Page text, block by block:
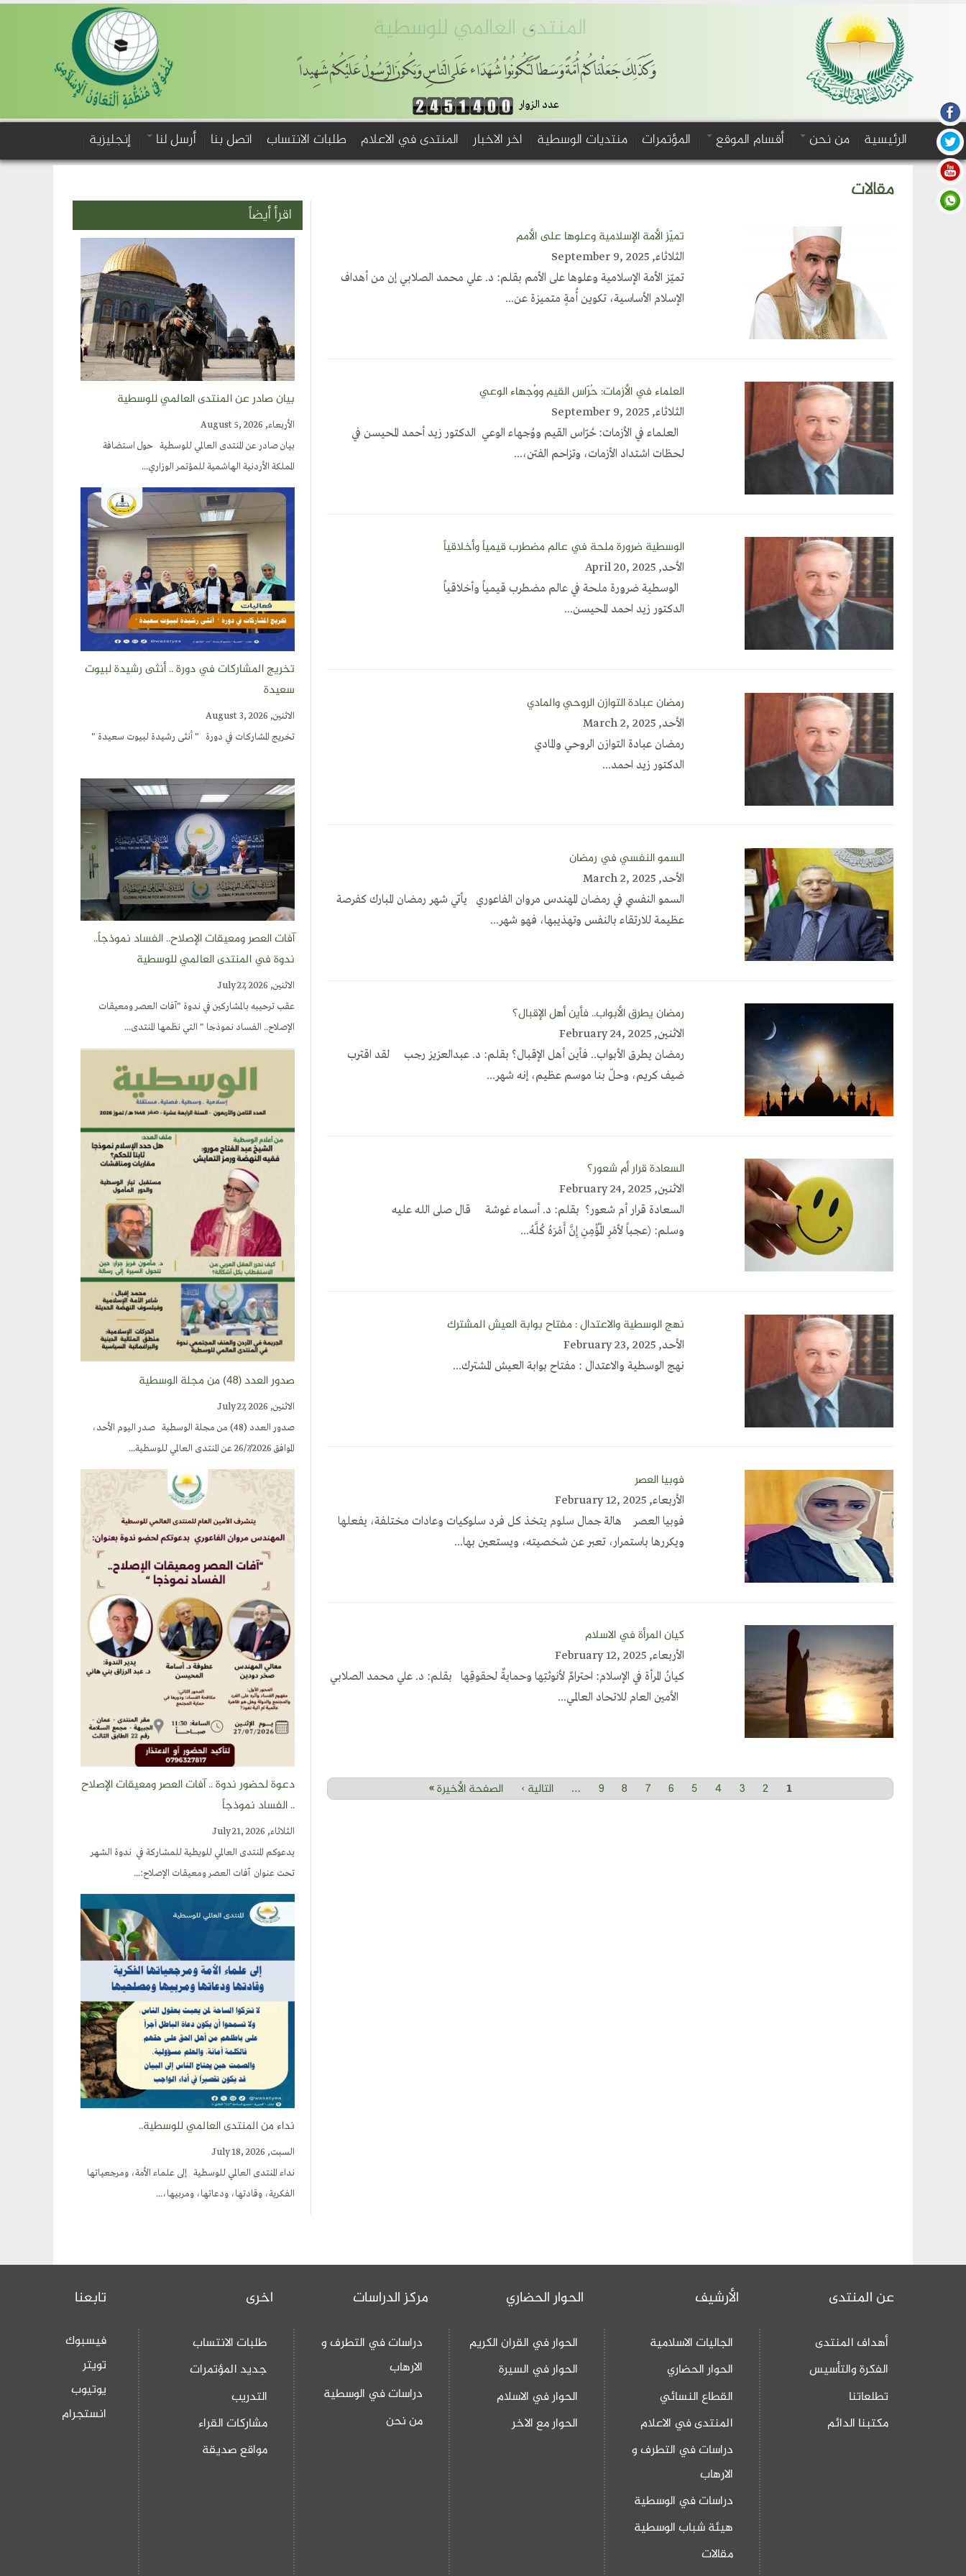
المنتدى العالمي للوسطية
وَكَذَلِكَ جَعَلْنَاكُمْ أُمَّةً وَسَطاً لِّتَكُونُواْ شُهَدَاء عَلَى النَّاسِ وَيَكُونَ الرَّسُولُ عَلَيْكُمْ شَهِيداً
عدد الزوار
الرئيسية من نحن أقسام الموقع المؤتمرات منتديات الوسطية اخر الاخبار المنتدى في الاعلام طلبات الانتساب اتصل بنا أرسل لنا إنجليزية
مقالات
تميّز الأمة الإسلامية وعلوها على الأمم
الثلاثاء, September 9, 2025
تميّز الأمة الإسلامية وعلوها على الأمم بقلم: د. علي محمد الصلابي إن من أهداف
الإسلام الأساسية، تكوين أُمةٍ متميزة عن...
العلماء في الأزمات: حُرّاس القيم ووُجهاء الوعي
الثلاثاء, September 9, 2025
العلماء في الأزمات: حُرّاس القيم ووُجهاء الوعي الدكتور زيد أحمد المحيسن في
لحظات اشتداد الأزمات، وتزاحم الفتن،...
الوسطية ضرورة ملحة في عالم مضطرب قيمياً وأخلاقياً
الأحد, April 20, 2025
الوسطية ضرورة ملحة في عالم مضطرب قيمياً وأخلاقياً
الدكتور زيد احمد المحيسن...
رمضان عبادة التوازن الروحي والمادي
الأحد, March 2, 2025
رمضان عبادة التوازن الروحي والمادي
الدكتور زيد احمد...
السمو النفسي في رمضان
الأحد, March 2, 2025
السمو النفسي في رمضان المهندس مروان الفاعوري يأتي شهر رمضان المبارك كفرصة
عظيمة للارتقاء بالنفس وتهذيبها، فهو شهر...
رمضان يطرق الأبواب.. فأين أهل الإقبال؟
الاثنين, February 24, 2025
رمضان يطرق الأبواب.. فأين أهل الإقبال؟ بقلم: د. عبدالعزيز رجب لقد اقترب
ضيف كريم، وحلّ بنا موسم عظيم، إنه شهر...
السعادة قرار أم شعور؟
الاثنين, February 24, 2025
السعادة قرار أم شعور؟ بقلم: د. أسماء غوشة قال صلى الله عليه
وسلم: (عجباً لأمْرِ الْمُؤْمِنِ إِنَّ أَمْرَهُ كُلَّهُ...
نهج الوسطية والاعتدال : مفتاح بوابة العيش المشترك
الأحد, February 23, 2025
نهج الوسطية والاعتدال : مفتاح بوابة العيش المشترك...
فوبيا العصر
الأربعاء, February 12, 2025
فوبيا العصر هالة جمال سلوم يتخذ كل فرد سلوكيات وعادات مختلفة، يفعلها
ويكررها باستمرار، تعبر عن شخصيته، ويستعين بها...
كيان المرأة في الاسلام
الأربعاء, February 12, 2025
كيانُ المرأة في الإسلام: احترامٌ لأنوثتِها وحمايةٌ لحقوقِها بقلم: د. علي محمد الصلابي
الأمين العام للاتحاد العالمي...
1
2
3
4
5
6
7
8
9
… التالية › الصفحة الأخيرة »
اقرأ أيضاً
بيان صادر عن المنتدى العالمي للوسطية
الأربعاء, August 5, 2026
بيان صادر عن المنتدى العالمي للوسطية حول استضافة
المملكة الأردنية الهاشمية للمؤتمر الوزاري...
تخريج المشاركات في دورة .. أنثى رشيدة لبيوت
سعيدة
الاثنين, August 3, 2026
تخريج المشاركات في دورة " أنثى رشيدة لبيوت سعيدة "
آفات العصر ومعيقات الإصلاح.. الفساد نموذجاً..
ندوة في المنتدى العالمي للوسطية
الاثنين, July 27, 2026
عقب ترحيبه بالمشاركين في ندوة "آفات العصر ومعيقات
الإصلاح.. الفساد نموذجا " التي نظمها المنتدى...
صدور العدد (٤٨) من مجلة الوسطية
الاثنين, July 27, 2026
صدور العدد (48) من مجلة الوسطية صدر اليوم الأحد،
الموافق 26/7/2026 عن المنتدى العالمي للوسطية...
دعوة لحضور ندوة .. آفات العصر ومعيقات الإصلاح
.. الفساد نموذجاً
الثلاثاء, July 21, 2026
يدعوكم المنتدى العالمي للويطية للمشاركة في ندوة الشهر
تحت عنوان آفات العصر ومعيقات الإصلاح:...
نداء من المنتدى العالمي للوسطية..
السبت, July 18, 2026
نداء المنتدى العالمي للوسطية إلى علماء الأمة، ومرجعياتها
الفكرية، وقادتها، ودعاتها، ومربيها،...
عن المنتدى
أهداف المنتدى
الفكرة والتأسيس
تطلعاتنا
مكتبنا الدائم
الأرشيف
الجاليات الاسلامية
الحوار الحضاري
القطاع النسائي
المنتدى في الاعلام
دراسات في التطرف و
الارهاب
دراسات في الوسطية
هيئة شباب الوسطية
مقالات
الحوار الحضاري
الحوار في القران الكريم
الحوار في السيرة
الحوار في الاسلام
الحوار مع الاخر
مركز الدراسات
دراسات في التطرف و
الارهاب
دراسات في الوسطية
من نحن
اخرى
طلبات الانتساب
جديد المؤتمرات
التدريب
مشاركات القراء
مواقع صديقة
تابعنا
فيسبوك
تويتر
يوتيوب
انستجرام